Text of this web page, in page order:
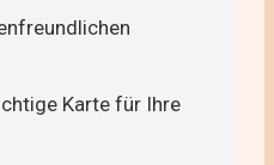
Karte für Ihre